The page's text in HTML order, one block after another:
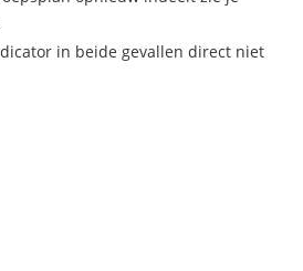
in beide gevallen direct niet